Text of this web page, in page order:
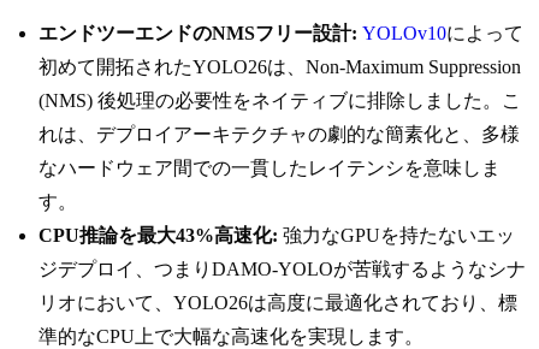
エンドツーエンドのNMSフリー設計: YOLOv10によって
初めて開拓されたYOLO26は、Non-Maximum Suppression
(NMS) 後処理の必要性をネイティブに排除しました。こ
れは、デプロイアーキテクチャの劇的な簡素化と、多様
なハードウェア間での一貫したレイテンシを意味しま
す。
CPU推論を最大43%高速化: 強力なGPUを持たないエッ
ジデプロイ、つまりDAMO-YOLOが苦戦するようなシナ
リオにおいて、YOLO26は高度に最適化されており、標
準的なCPU上で大幅な高速化を実現します。